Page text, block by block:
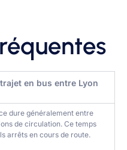
en bus entre Lyon
dure généralement entre
de circulation. Ce temps
arrêts en cours de route.